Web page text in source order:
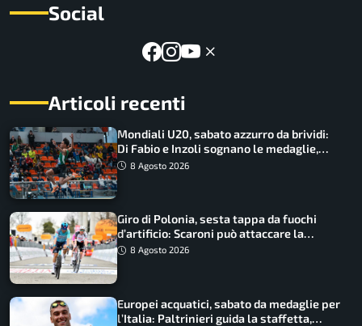
Social
Articoli recenti
Mondiali U20, sabato azzurro da brividi:
Di Fabio e Inzoli sognano le medaglie,
Castellani e Succo in finale
8 Agosto 2026
Giro di Polonia, sesta tappa da fuochi
d’artificio: Scaroni può attaccare la
maglia di Lemmen
8 Agosto 2026
Europei acquatici, sabato da medaglie per
l’Italia: Paltrinieri guida la staffetta,